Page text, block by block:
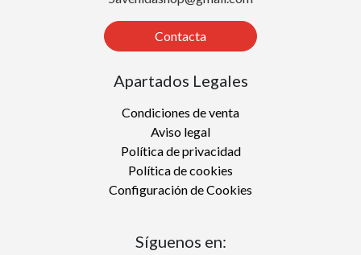
Contacta
Apartados Legales
Condiciones de venta
Aviso legal
Política de privacidad
Política de cookies
Configuración de Cookies
Síguenos en: